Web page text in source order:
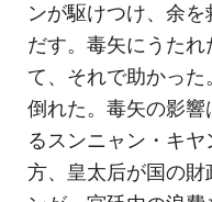
ンが駆けつけ、余
だす。毒矢にうた
て、それで助かっ
倒れた。毒矢の影
るスンニャン・キ
方、皇太后が国の